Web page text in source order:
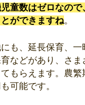
童数はゼロなので
ができますね。
も、延長保育、一
などがあり、さま
もらえます。農繁
可能です。